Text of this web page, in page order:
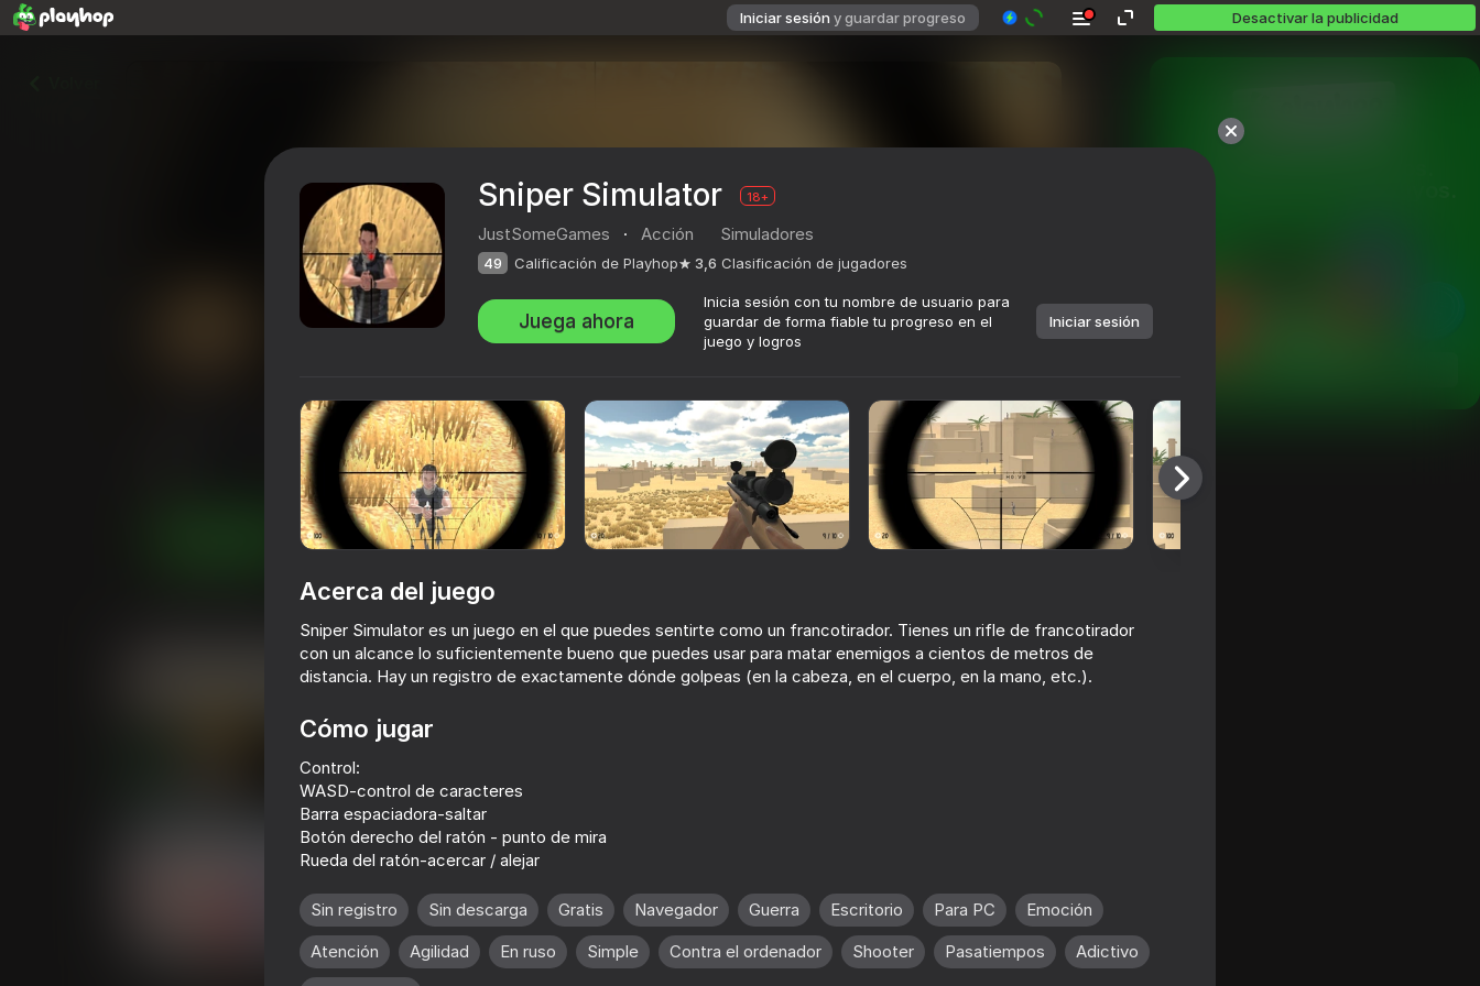
Iniciar sesión y guardar progreso Desactivar la publicidad
Más de 10,000 juegos.
Sniper Simulator
Calificación de Playhop 3,6 Clasificación de jugadores 18+
Simuladores JustSomeGames
16+
Arena: Online Shooter
16+ 67
Gun Maker
61 16+
Hypercam Shooter
70 16+
Standout Strike: Counter
Sniper Simulator 18+
JustSomeGames · Acción Simuladores
49 Calificación de Playhop 3,6 Clasificación de jugadores
Juega ahora
Inicia sesión con tu nombre de usuario para
guardar de forma fiable tu progreso en el
juego y logros
Iniciar sesión
Acerca del juego
Sniper Simulator es un juego en el que puedes sentirte como un francotirador. Tienes un rifle de francotirador
con un alcance lo suficientemente bueno que puedes usar para matar enemigos a cientos de metros de
distancia. Hay un registro de exactamente dónde golpeas (en la cabeza, en el cuerpo, en la mano, etc.).
Cómo jugar
Control:
WASD-control de caracteres
Barra espaciadora-saltar
Botón derecho del ratón - punto de mira
Rueda del ratón-acercar / alejar
Sin registro Sin descarga Gratis Navegador Guerra Escritorio Para PC
Emoción
Atención
Agilidad En ruso Simple Contra el ordenador Shooter Pasatiempos
Adictivo